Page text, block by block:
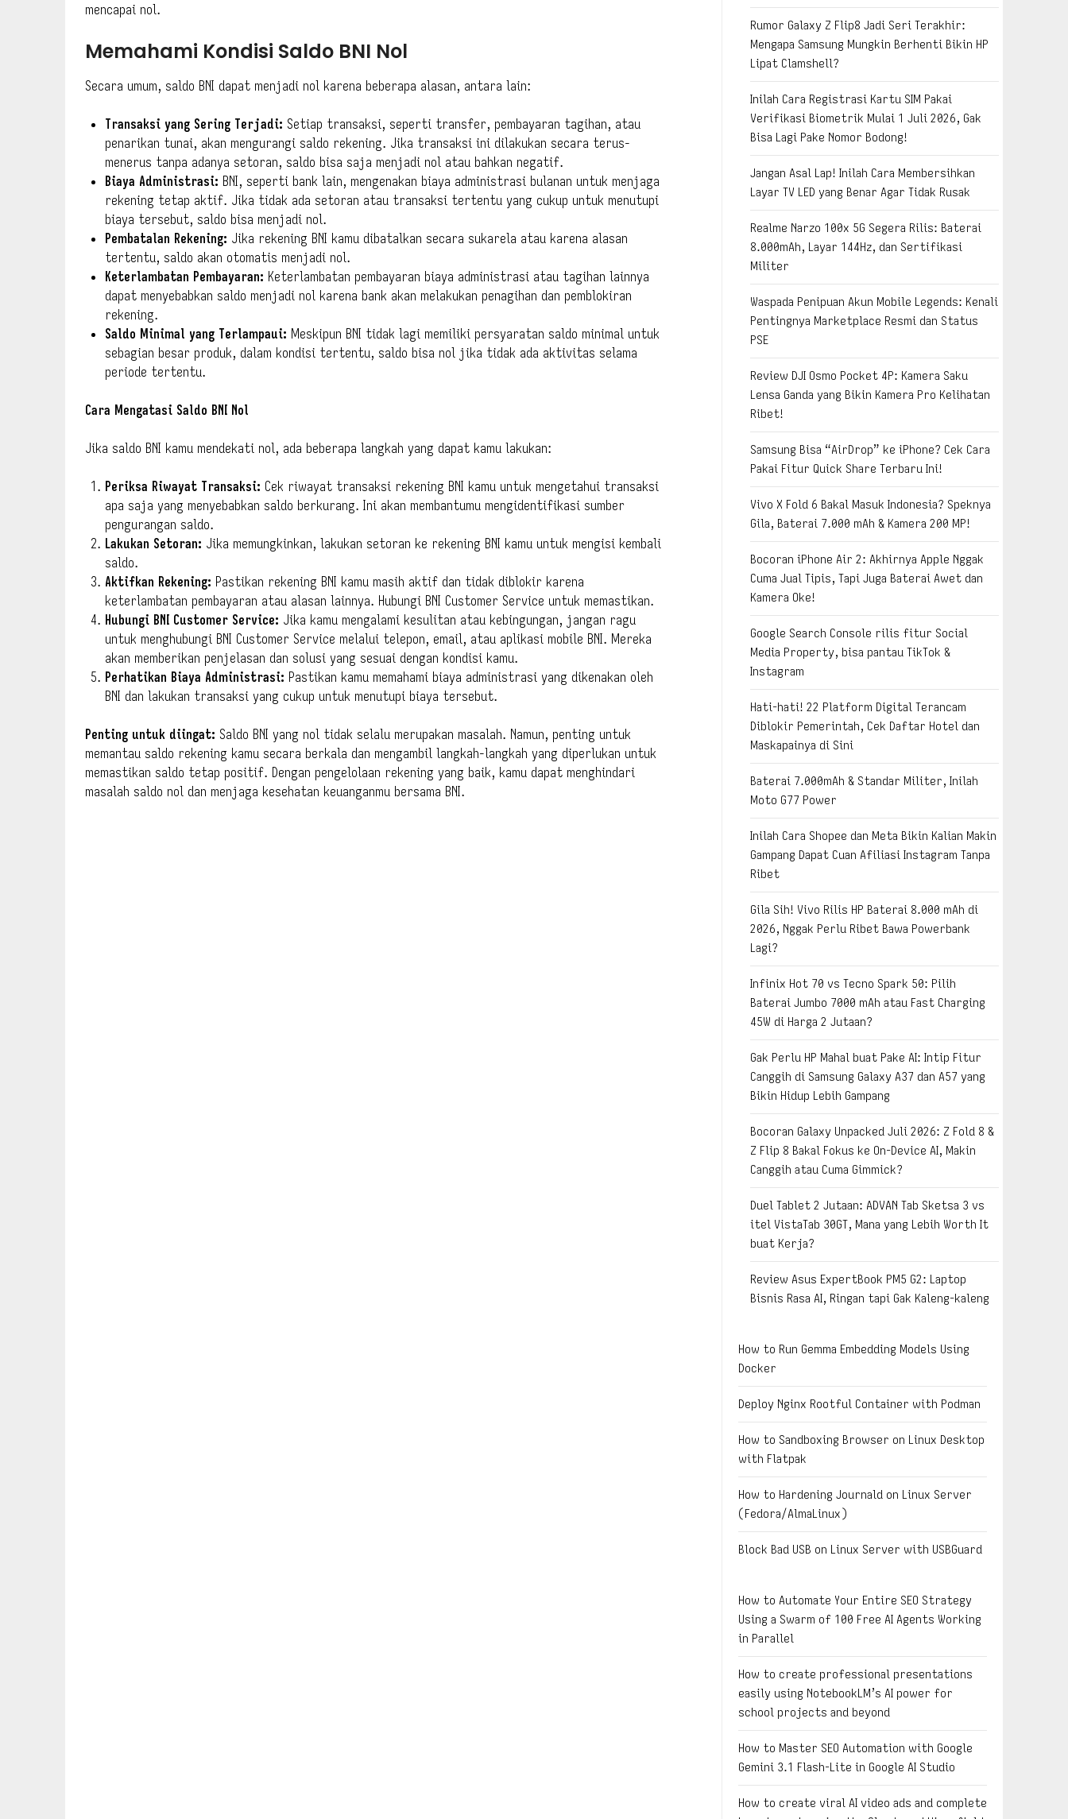
mencapai nol.
Memahami Kondisi Saldo BNI Nol
Secara umum, saldo BNI dapat menjadi nol karena beberapa alasan, antara lain:
Transaksi yang Sering Terjadi: Setiap transaksi, seperti transfer, pembayaran tagihan, atau
penarikan tunai, akan mengurangi saldo rekening. Jika transaksi ini dilakukan secara terus-
menerus tanpa adanya setoran, saldo bisa saja menjadi nol atau bahkan negatif.
Biaya Administrasi: BNI, seperti bank lain, mengenakan biaya administrasi bulanan untuk menjaga
rekening tetap aktif. Jika tidak ada setoran atau transaksi tertentu yang cukup untuk menutupi
biaya tersebut, saldo bisa menjadi nol.
Pembatalan Rekening: Jika rekening BNI kamu dibatalkan secara sukarela atau karena alasan
tertentu, saldo akan otomatis menjadi nol.
Keterlambatan Pembayaran: Keterlambatan pembayaran biaya administrasi atau tagihan lainnya
dapat menyebabkan saldo menjadi nol karena bank akan melakukan penagihan dan pemblokiran
rekening.
Saldo Minimal yang Terlampaui: Meskipun BNI tidak lagi memiliki persyaratan saldo minimal untuk
sebagian besar produk, dalam kondisi tertentu, saldo bisa nol jika tidak ada aktivitas selama
periode tertentu.
Cara Mengatasi Saldo BNI Nol
Jika saldo BNI kamu mendekati nol, ada beberapa langkah yang dapat kamu lakukan:
Periksa Riwayat Transaksi: Cek riwayat transaksi rekening BNI kamu untuk mengetahui transaksi
apa saja yang menyebabkan saldo berkurang. Ini akan membantumu mengidentifikasi sumber
pengurangan saldo.
Lakukan Setoran: Jika memungkinkan, lakukan setoran ke rekening BNI kamu untuk mengisi kembali
saldo.
Aktifkan Rekening: Pastikan rekening BNI kamu masih aktif dan tidak diblokir karena
keterlambatan pembayaran atau alasan lainnya. Hubungi BNI Customer Service untuk memastikan.
Hubungi BNI Customer Service: Jika kamu mengalami kesulitan atau kebingungan, jangan ragu
untuk menghubungi BNI Customer Service melalui telepon, email, atau aplikasi mobile BNI. Mereka
akan memberikan penjelasan dan solusi yang sesuai dengan kondisi kamu.
Perhatikan Biaya Administrasi: Pastikan kamu memahami biaya administrasi yang dikenakan oleh
BNI dan lakukan transaksi yang cukup untuk menutupi biaya tersebut.
Penting untuk diingat: Saldo BNI yang nol tidak selalu merupakan masalah. Namun, penting untuk
memantau saldo rekening kamu secara berkala dan mengambil langkah-langkah yang diperlukan untuk
memastikan saldo tetap positif. Dengan pengelolaan rekening yang baik, kamu dapat menghindari
masalah saldo nol dan menjaga kesehatan keuanganmu bersama BNI.
Rumor Galaxy Z Flip8 Jadi Seri Terakhir:
Mengapa Samsung Mungkin Berhenti Bikin HP
Lipat Clamshell?
Inilah Cara Registrasi Kartu SIM Pakai
Verifikasi Biometrik Mulai 1 Juli 2026, Gak
Bisa Lagi Pake Nomor Bodong!
Jangan Asal Lap! Inilah Cara Membersihkan
Layar TV LED yang Benar Agar Tidak Rusak
Realme Narzo 100x 5G Segera Rilis: Baterai
8.000mAh, Layar 144Hz, dan Sertifikasi
Militer
Waspada Penipuan Akun Mobile Legends: Kenali
Pentingnya Marketplace Resmi dan Status
PSE
Review DJI Osmo Pocket 4P: Kamera Saku
Lensa Ganda yang Bikin Kamera Pro Kelihatan
Ribet!
Samsung Bisa “AirDrop” ke iPhone? Cek Cara
Pakai Fitur Quick Share Terbaru Ini!
Vivo X Fold 6 Bakal Masuk Indonesia? Speknya
Gila, Baterai 7.000 mAh & Kamera 200 MP!
Bocoran iPhone Air 2: Akhirnya Apple Nggak
Cuma Jual Tipis, Tapi Juga Baterai Awet dan
Kamera Oke!
Google Search Console rilis fitur Social
Media Property, bisa pantau TikTok &
Instagram
Hati-hati! 22 Platform Digital Terancam
Diblokir Pemerintah, Cek Daftar Hotel dan
Maskapainya di Sini
Baterai 7.000mAh & Standar Militer, Inilah
Moto G77 Power
Inilah Cara Shopee dan Meta Bikin Kalian Makin
Gampang Dapat Cuan Afiliasi Instagram Tanpa
Ribet
Gila Sih! Vivo Rilis HP Baterai 8.000 mAh di
2026, Nggak Perlu Ribet Bawa Powerbank
Lagi?
Infinix Hot 70 vs Tecno Spark 50: Pilih
Baterai Jumbo 7000 mAh atau Fast Charging
45W di Harga 2 Jutaan?
Gak Perlu HP Mahal buat Pake AI: Intip Fitur
Canggih di Samsung Galaxy A37 dan A57 yang
Bikin Hidup Lebih Gampang
Bocoran Galaxy Unpacked Juli 2026: Z Fold 8 &
Z Flip 8 Bakal Fokus ke On-Device AI, Makin
Canggih atau Cuma Gimmick?
Duel Tablet 2 Jutaan: ADVAN Tab Sketsa 3 vs
itel VistaTab 30GT, Mana yang Lebih Worth It
buat Kerja?
Review Asus ExpertBook PM5 G2: Laptop
Bisnis Rasa AI, Ringan tapi Gak Kaleng-kaleng
How to Run Gemma Embedding Models Using
Docker
Deploy Nginx Rootful Container with Podman
How to Sandboxing Browser on Linux Desktop
with Flatpak
How to Hardening Journald on Linux Server
(Fedora/AlmaLinux)
Block Bad USB on Linux Server with USBGuard
How to Automate Your Entire SEO Strategy
Using a Swarm of 100 Free AI Agents Working
in Parallel
How to create professional presentations
easily using NotebookLM’s AI power for
school projects and beyond
How to Master SEO Automation with Google
Gemini 3.1 Flash-Lite in Google AI Studio
How to create viral AI video ads and complete